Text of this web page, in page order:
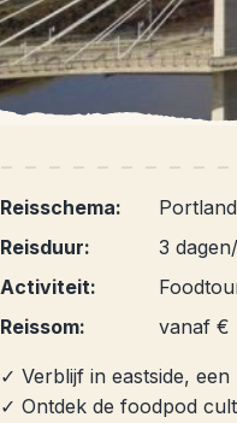
Reisschema:
Portland
Reisduur:
3
Activiteit:
Reissom:
vanaf €
✓ Verblijf in eastside,
✓ Ontdek de foodpod